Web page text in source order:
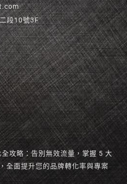
段10號3F
攻略：告別無效流量，掌握 5 大
全面提升您的品牌轉化率與專案